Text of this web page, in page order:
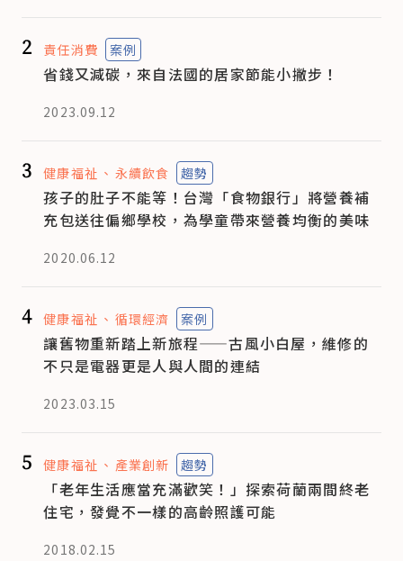
2 責任消費 案例
省錢又減碳，來自法國的居家節能小撇步！
2023.09.12
3 健康福祉 永續飲食 趨勢
孩子的肚子不能等！台灣「食物銀行」將營養補
充包送往偏鄉學校，為學童帶來營養均衡的美味
2020.06.12
4 健康福祉 循環經濟 案例
讓舊物重新踏上新旅程——古風小白屋，維修的
不只是電器更是人與人間的連結
2023.03.15
5 健康福祉 產業創新 趨勢
「老年生活應當充滿歡笑！」探索荷蘭兩間終老
住宅，發覺不一樣的高齡照護可能
2018.02.15